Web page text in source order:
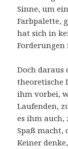
Sinne, um
Farbpalette,
hat sich in
Doch daraus
theoretische
ihm vorbei,
Laufenden,
es ihm auch,
Spaß macht,
Keiner